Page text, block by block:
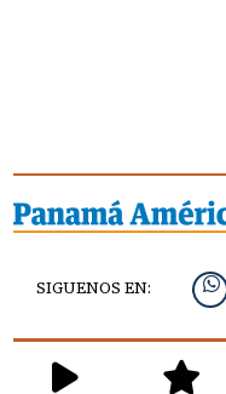
SIGUENOS EN: